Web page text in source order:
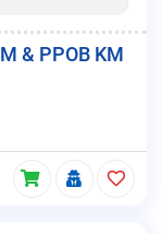
& PPOB KM